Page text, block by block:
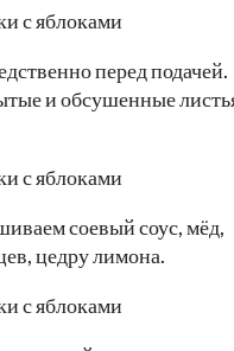
перед подачей.
и обсушенные
соевый соус, мёд,
цедру лимона.